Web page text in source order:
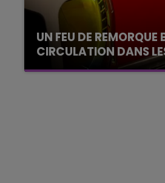
UN FEU DE REMORQUE
CIRCULATION DANS
Un feu de remorque s'est